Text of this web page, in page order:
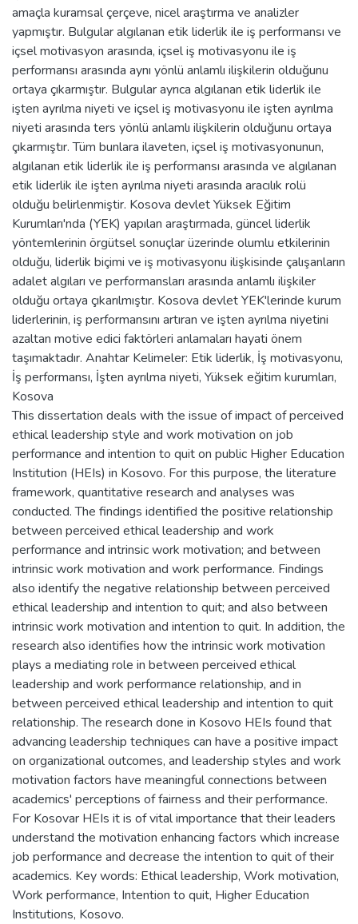
amaçla kuramsal çerçeve, nicel araştırma ve analizler
yapmıştır. Bulgular algılanan etik liderlik ile iş performansı ve
içsel motivasyon arasında, içsel iş motivasyonu ile iş
performansı arasında aynı yönlü anlamlı ilişkilerin olduğunu
ortaya çıkarmıştır. Bulgular ayrıca algılanan etik liderlik ile
işten ayrılma niyeti ve içsel iş motivasyonu ile işten ayrılma
niyeti arasında ters yönlü anlamlı ilişkilerin olduğunu ortaya
çıkarmıştır. Tüm bunlara ilaveten, içsel iş motivasyonunun,
algılanan etik liderlik ile iş performansı arasında ve algılanan
etik liderlik ile işten ayrılma niyeti arasında aracılık rolü
olduğu belirlenmiştir. Kosova devlet Yüksek Eğitim
Kurumları'nda (YEK) yapılan araştırmada, güncel liderlik
yöntemlerinin örgütsel sonuçlar üzerinde olumlu etkilerinin
olduğu, liderlik biçimi ve iş motivasyonu ilişkisinde çalışanların
adalet algıları ve performansları arasında anlamlı ilişkiler
olduğu ortaya çıkarılmıştır. Kosova devlet YEK'lerinde kurum
liderlerinin, iş performansını artıran ve işten ayrılma niyetini
azaltan motive edici faktörleri anlamaları hayati önem
taşımaktadır. Anahtar Kelimeler: Etik liderlik, İş motivasyonu,
İş performansı, İşten ayrılma niyeti, Yüksek eğitim kurumları,
Kosova
This dissertation deals with the issue of impact of perceived
ethical leadership style and work motivation on job
performance and intention to quit on public Higher Education
Institution (HEIs) in Kosovo. For this purpose, the literature
framework, quantitative research and analyses was
conducted. The findings identified the positive relationship
between perceived ethical leadership and work
performance and intrinsic work motivation; and between
intrinsic work motivation and work performance. Findings
also identify the negative relationship between perceived
ethical leadership and intention to quit; and also between
intrinsic work motivation and intention to quit. In addition, the
research also identifies how the intrinsic work motivation
plays a mediating role in between perceived ethical
leadership and work performance relationship, and in
between perceived ethical leadership and intention to quit
relationship. The research done in Kosovo HEIs found that
advancing leadership techniques can have a positive impact
on organizational outcomes, and leadership styles and work
motivation factors have meaningful connections between
academics' perceptions of fairness and their performance.
For Kosovar HEIs it is of vital importance that their leaders
understand the motivation enhancing factors which increase
job performance and decrease the intention to quit of their
academics. Key words: Ethical leadership, Work motivation,
Work performance, Intention to quit, Higher Education
Institutions, Kosovo.